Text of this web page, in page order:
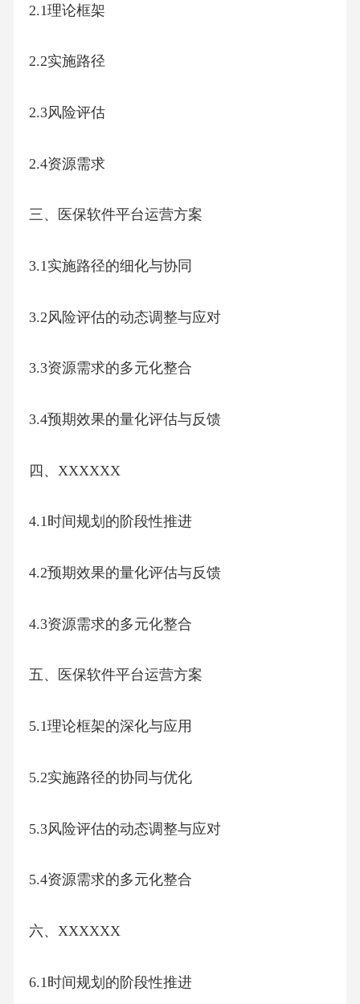
2.1理论框架
2.2实施路径
2.3风险评估
2.4资源需求
三、医保软件平台运营方案
3.1实施路径的细化与协同
3.2风险评估的动态调整与应对
3.3资源需求的多元化整合
3.4预期效果的量化评估与反馈
四、XXXXXX
4.1时间规划的阶段性推进
4.2预期效果的量化评估与反馈
4.3资源需求的多元化整合
五、医保软件平台运营方案
5.1理论框架的深化与应用
5.2实施路径的协同与优化
5.3风险评估的动态调整与应对
5.4资源需求的多元化整合
六、XXXXXX
6.1时间规划的阶段性推进